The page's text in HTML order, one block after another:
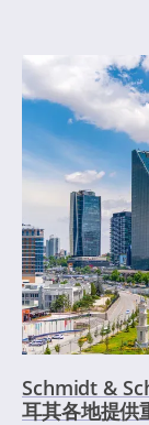
Schmidt &
耳其各地提供